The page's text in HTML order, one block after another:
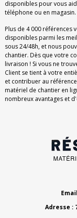
disponibles pour vous
téléphone ou en magasin.
Plus de 4 000 références
disponibles parmi les
sous 24/48h, et nous
chantier. Dès que votre
livraison ! Si vous ne
Client se tient à votre
et contribuer au
matériel de chantier en
nombreux avantages et
Adresse :